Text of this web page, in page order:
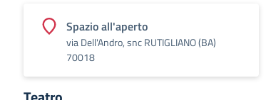
Spazio all'aperto
via Dell'Andro, snc RUTIGLIANO (BA)
70018